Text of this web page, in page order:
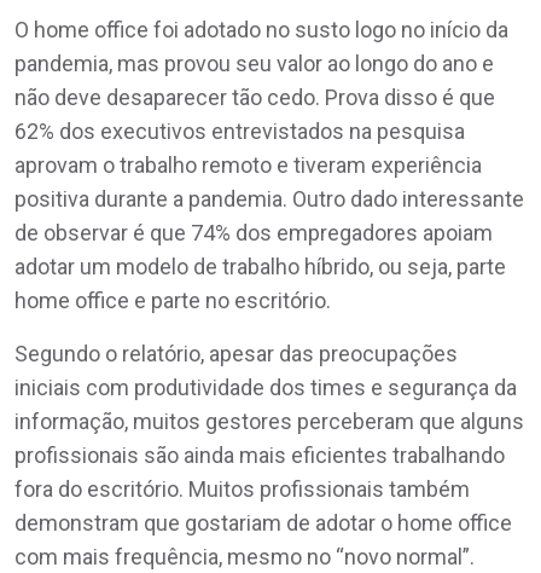
O home office foi adotado no susto logo no início da
pandemia, mas provou seu valor ao longo do ano e
não deve desaparecer tão cedo. Prova disso é que
62% dos executivos entrevistados na pesquisa
aprovam o trabalho remoto e tiveram experiência
positiva durante a pandemia. Outro dado interessante
de observar é que 74% dos empregadores apoiam
adotar um modelo de trabalho híbrido, ou seja, parte
home office e parte no escritório.
Segundo o relatório, apesar das preocupações
iniciais com produtividade dos times e segurança da
informação, muitos gestores perceberam que alguns
profissionais são ainda mais eficientes trabalhando
fora do escritório. Muitos profissionais também
demonstram que gostariam de adotar o home office
com mais frequência, mesmo no “novo normal”.